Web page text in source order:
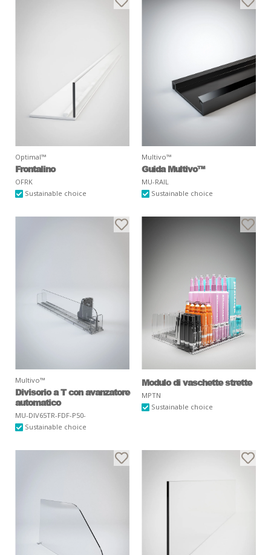
Optimal™
Frontalino
OFRK
Sustainable choice
Multivo™
Guida Multivo™
MU-RAIL
Sustainable choice
Multivo™
Divisorio a T con avanzatore
automatico
MU-DIV65TR-FDF-P50-
Sustainable choice
Modulo di vaschette strette
MPTN
Sustainable choice